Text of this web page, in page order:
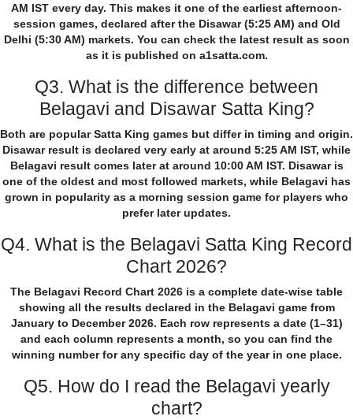
AM IST every day. This makes it one of the earliest afternoon-
session games, declared after the Disawar (5:25 AM) and Old
Delhi (5:30 AM) markets. You can check the latest result as soon
as it is published on a1satta.com.
Q3. What is the difference between
Belagavi and Disawar Satta King?
Both are popular Satta King games but differ in timing and origin.
Disawar result is declared very early at around 5:25 AM IST, while
Belagavi result comes later at around 10:00 AM IST. Disawar is
one of the oldest and most followed markets, while Belagavi has
grown in popularity as a morning session game for players who
prefer later updates.
Q4. What is the Belagavi Satta King Record
Chart 2026?
The Belagavi Record Chart 2026 is a complete date-wise table
showing all the results declared in the Belagavi game from
January to December 2026. Each row represents a date (1–31)
and each column represents a month, so you can find the
winning number for any specific day of the year in one place.
Q5. How do I read the Belagavi yearly
chart?